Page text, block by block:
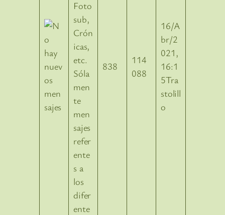
Foto
sub,
Crón
icas,
etc.
Sóla
men
te
men
sajes
refer
ente
s a
los
difer
ente
838
114
088
16/A
br/2
021,
16:1
5Tra
stolill
o